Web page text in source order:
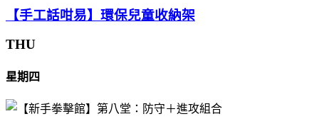
【手工話咁易】環保兒童收納架
THU
星期四